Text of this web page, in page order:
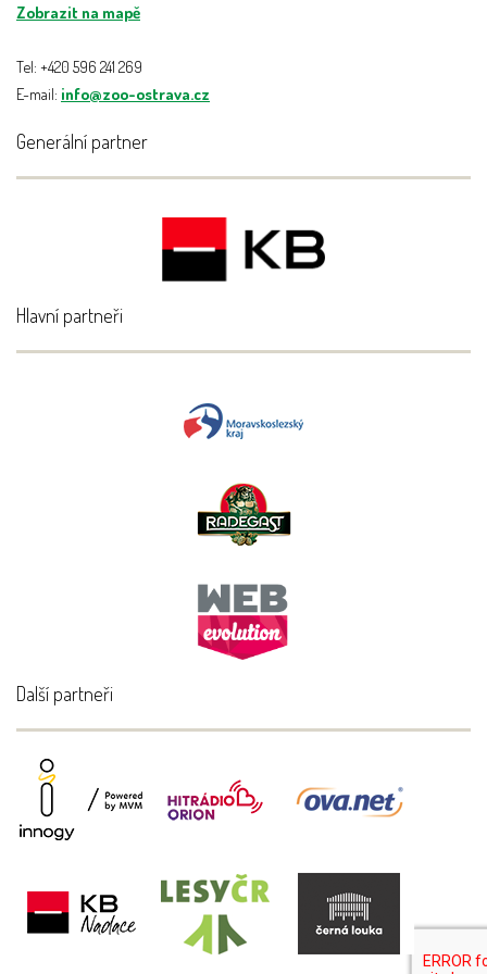
Zobrazit na mapě
Tel: +420 596 241 269
E-mail: info@zoo-ostrava.cz
Generální partner
Hlavní partneři
Další partneři